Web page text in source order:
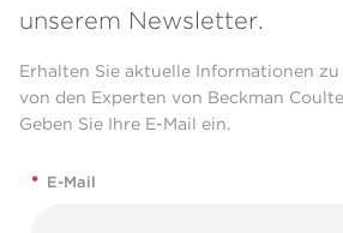
unserem Newsletter.
Erhalten Sie aktuelle Informationen
von den Experten von Beckman
Geben Sie Ihre E-Mail ein.
* E-Mail